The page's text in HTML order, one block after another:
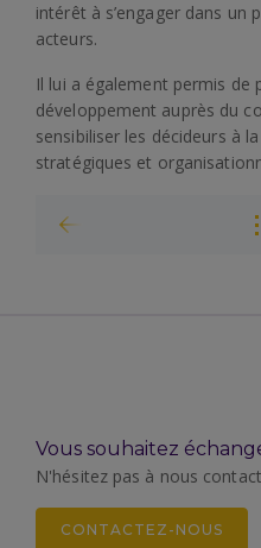
intérêt à s’engager dans un
acteurs.
Il lui a également permis
développement auprès du
sensibiliser les décideurs à
stratégiques et
Vous souhaitez
N'hésitez pas à nous
CONTACTEZ-NOUS